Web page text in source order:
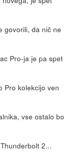
govorili, da nič ne
Pro-ja je pa spet
Pro kolekcijo ven
vse ostalo bo
2...